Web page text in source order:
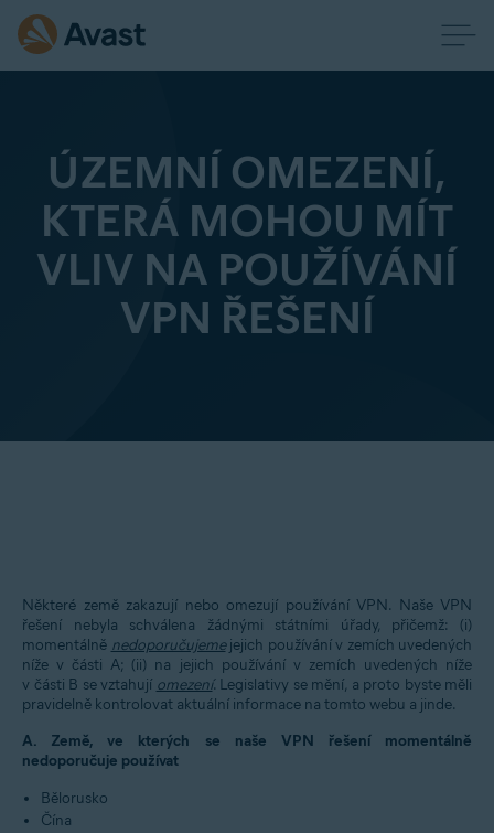
ÚZEMNÍ OMEZENÍ,
KTERÁ MOHOU MÍT
VLIV NA POUŽÍVÁNÍ
VPN ŘEŠENÍ
Některé země zakazují nebo omezují používání VPN. Naše VPN
řešení nebyla schválena žádnými státními úřady, přičemž: (i)
momentálně nedoporučujemejejich používání v zemích uvedených
níže v části A; (ii) na jejich používání v zemích uvedených níže
v části B se vztahují omezení. Legislativy se mění, a proto byste měli
pravidelně kontrolovat aktuální informace na tomto webu a jinde.
A. Země, ve kterých se naše VPN řešení momentálně
nedoporučuje používat
Bělorusko
Čína